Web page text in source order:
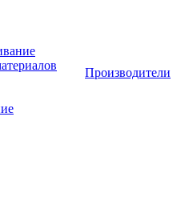
Производители